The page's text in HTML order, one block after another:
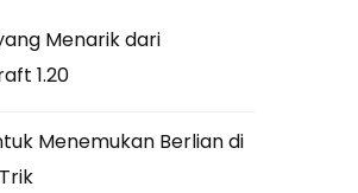
Menarik dari
1.20
Menemukan Berlian di